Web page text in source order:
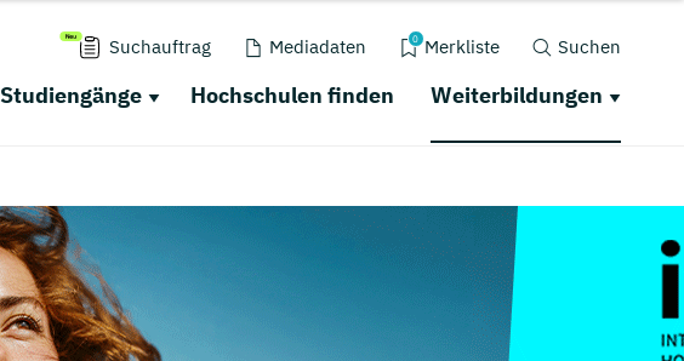
Suchauftrag Mediadaten 0 Merkliste Suchen
Studiengänge Hochschulen finden Weiterbildungen